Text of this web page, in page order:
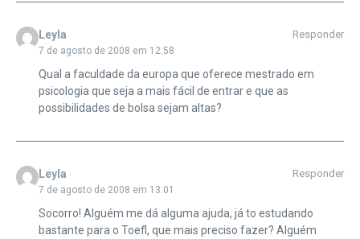
Leyla
7 de agosto de 2008 em 12:58
Responder
Qual a faculdade da europa que oferece mestrado em
psicologia que seja a mais fácil de entrar e que as
possibilidades de bolsa sejam altas?
Leyla
7 de agosto de 2008 em 13:01
Responder
Socorro! Alguém me dá alguma ajuda, já to estudando
bastante para o Toefl, que mais preciso fazer? Alguém